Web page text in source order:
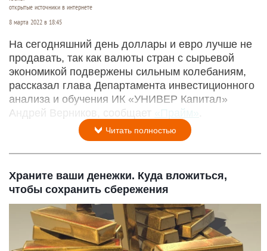
открытые источники в интернете
8 марта 2022 в 18:45
На сегодняшний день доллары и евро лучше не
продавать, так как валюты стран с сырьевой
экономикой подвержены сильным колебаниям,
рассказал глава Департамента инвестиционного
анализа и обучения ИК «УНИВЕР Капитал»
Андрей Верников, сообщает
«Прайм»
Читать полностью
Храните ваши денежки. Куда вложиться,
чтобы сохранить сбережения